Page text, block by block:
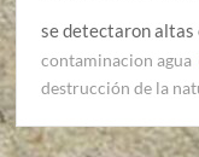
se detectaron
contaminacion agua
destrucción de la